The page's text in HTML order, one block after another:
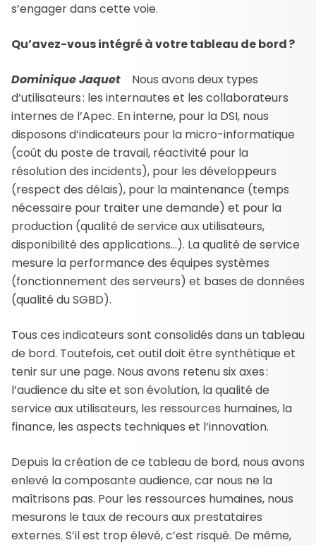
s’engager dans cette voie.
Qu’avez-vous intégré à votre tableau de bord ?
Dominique Jaquet Nous avons deux types
d’utilisateurs : les internautes et les collaborateurs
internes de l’Apec. En interne, pour la DSI, nous
disposons d’indicateurs pour la micro-informatique
(coût du poste de travail, réactivité pour la
résolution des incidents), pour les développeurs
(respect des délais), pour la maintenance (temps
nécessaire pour traiter une demande) et pour la
production (qualité de service aux utilisateurs,
disponibilité des applications…). La qualité de service
mesure la performance des équipes systèmes
(fonctionnement des serveurs) et bases de données
(qualité du SGBD).
Tous ces indicateurs sont consolidés dans un tableau
de bord. Toutefois, cet outil doit être synthétique et
tenir sur une page. Nous avons retenu six axes :
l’audience du site et son évolution, la qualité de
service aux utilisateurs, les ressources humaines, la
finance, les aspects techniques et l’innovation.
Depuis la création de ce tableau de bord, nous avons
enlevé la composante audience, car nous ne la
maîtrisons pas. Pour les ressources humaines, nous
mesurons le taux de recours aux prestataires
externes. S’il est trop élevé, c’est risqué. De même,